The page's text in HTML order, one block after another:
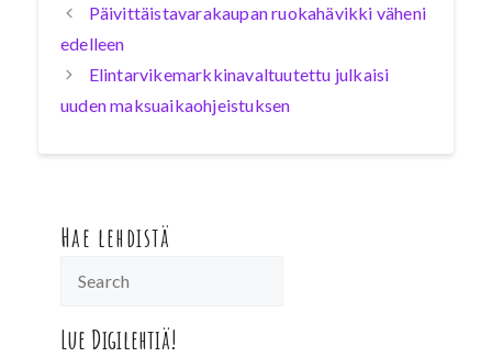
Päivittäistavarakaupan ruokahävikki väheni
edelleen
Elintarvikemarkkinavaltuutettu julkaisi
uuden maksuaikaohjeistuksen
Hae lehdistä
Lue Digilehtiä!